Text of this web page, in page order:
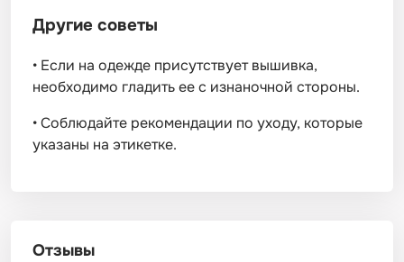
Другие советы
• Если на одежде присутствует вышивка,
необходимо гладить ее с изнаночной стороны.
•Соблюдайте рекомендации по уходу, которые
указаны на этикетке.
Отзывы